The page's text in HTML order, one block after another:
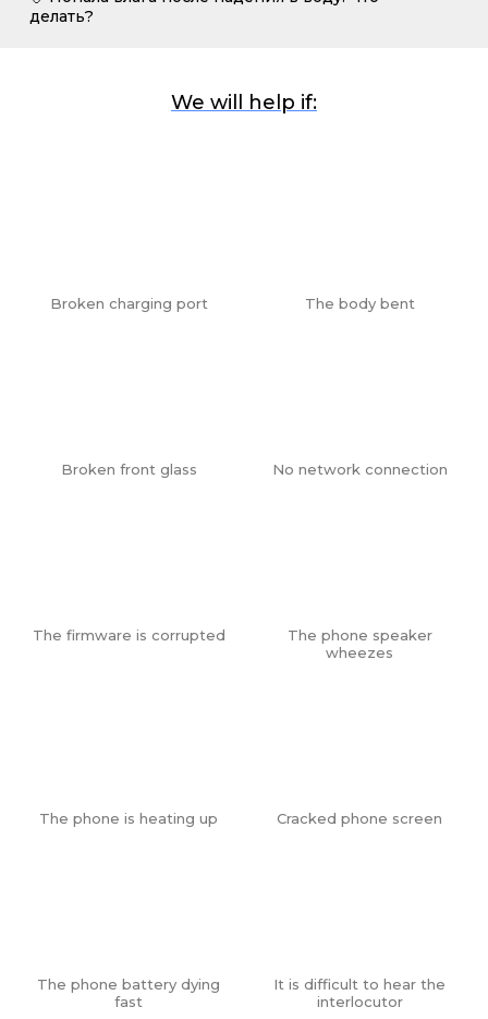
делать?
We will help if:
Broken charging port The body bent
Broken front glass No network connection
The firmware is corrupted
The phone speaker
wheezes
The phone is heating up Cracked phone screen
The phone battery dying
fast
It is difficult to hear the
interlocutor